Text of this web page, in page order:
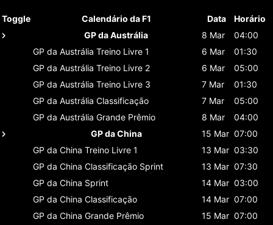
Toggle Calendário da F1 Data
Horário
GP da Austrália
8 Mar
04:00
GP da Austrália Treino Livre 1 6 Mar
01:30
GP da Austrália Treino Livre 2 6 Mar
05:00
GP da Austrália Treino Livre 3 7 Mar
01:30
GP da Austrália Classificaçāo 7 Mar
05:00
GP da Austrália Grande Prêmio 8 Mar
04:00
GP da China
15 Mar 07:00
GP da China Treino Livre 1 13 Mar 03:30
GP da China Classificaçāo Sprint 13 Mar 07:30
GP da China Sprint 14 Mar 03:00
GP da China Classificaçāo 14 Mar 07:00
GP da China Grande Prêmio 15 Mar 07:00